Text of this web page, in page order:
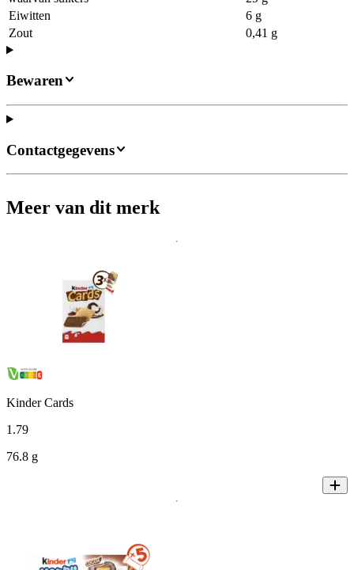
Eiwitten
6 g
Zout
0,41 g
Bewaren
Contactgegevens
Meer van dit merk
Kinder Cards
1 .79
76.8 g